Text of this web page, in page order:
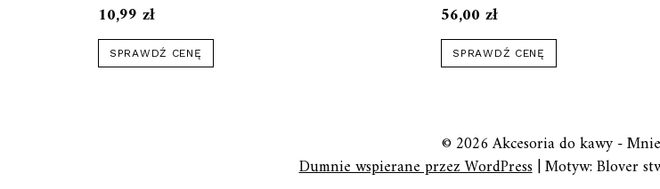
10,99 zł
SPRAWDŹ CENĘ
56,00zł
SPRAWDŹ CENĘ
© 2026 Akcesoria do kawy -
Dumnie wspierane przez WordPress|Motyw: Blover